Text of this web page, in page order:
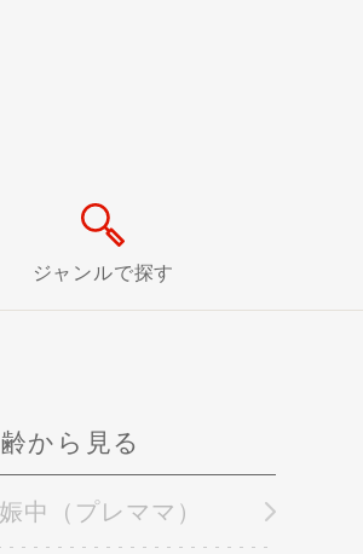
ジャンルで探す
から見る
中（プレママ）